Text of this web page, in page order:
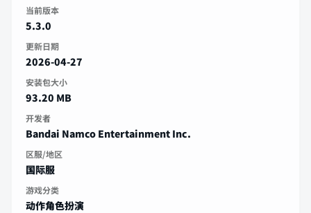
当前版本
5.3.0
更新日期
2026-04-27
安装包大小
93.20 MB
开发者
Bandai Namco Entertainment Inc.
区服/地区
国际服
游戏分类
动作角色扮演